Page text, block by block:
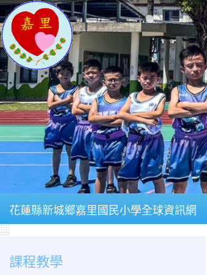
花蓮縣新城鄉嘉里國民小學全球資訊網
課程教學